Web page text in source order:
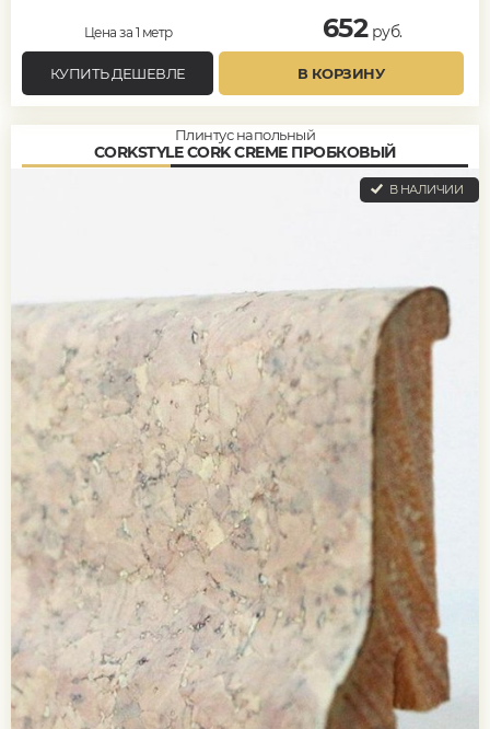
Цена за 1 метр 652руб.
КУПИТЬ ДЕШЕВЛЕ В КОРЗИНУ
Плинтус напольный
CORKSTYLE CORK CREME ПРОБКОВЫЙ
В НАЛИЧИИ